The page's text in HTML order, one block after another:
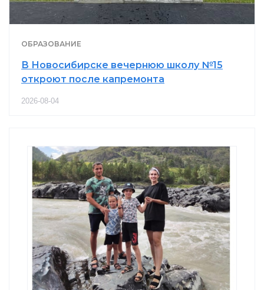
ОБРАЗОВАНИЕ
В Новосибирске вечернюю школу №15
откроют после капремонта
2026-08-04